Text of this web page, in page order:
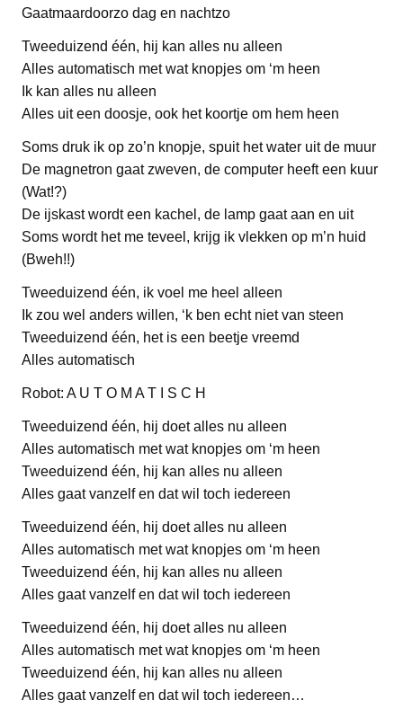
Gaatmaardoorzo dag en nachtzo
Tweeduizend één, hij kan alles nu alleen
Alles automatisch met wat knopjes om ‘m heen
Ik kan alles nu alleen
Alles uit een doosje, ook het koortje om hem heen
Soms druk ik op zo’n knopje, spuit het water uit de muur
De magnetron gaat zweven, de computer heeft een kuur
(Wat!?)
De ijskast wordt een kachel, de lamp gaat aan en uit
Soms wordt het me teveel, krijg ik vlekken op m’n huid
(Bweh!!)
Tweeduizend één, ik voel me heel alleen
Ik zou wel anders willen, ‘k ben echt niet van steen
Tweeduizend één, het is een beetje vreemd
Alles automatisch
Robot: A U T O M A T I S C H
Tweeduizend één, hij doet alles nu alleen
Alles automatisch met wat knopjes om ‘m heen
Tweeduizend één, hij kan alles nu alleen
Alles gaat vanzelf en dat wil toch iedereen
Tweeduizend één, hij doet alles nu alleen
Alles automatisch met wat knopjes om ‘m heen
Tweeduizend één, hij kan alles nu alleen
Alles gaat vanzelf en dat wil toch iedereen
Tweeduizend één, hij doet alles nu alleen
Alles automatisch met wat knopjes om ‘m heen
Tweeduizend één, hij kan alles nu alleen
Alles gaat vanzelf en dat wil toch iedereen…